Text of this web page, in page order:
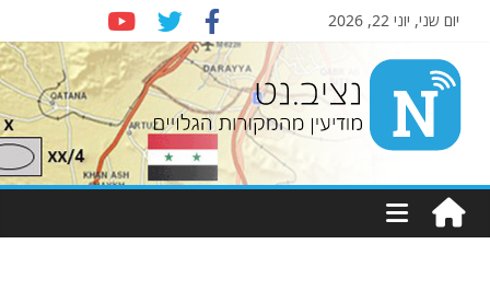
יום שני, יוני 22, 2026
Nziv.net
מודיעין
מהמקורות